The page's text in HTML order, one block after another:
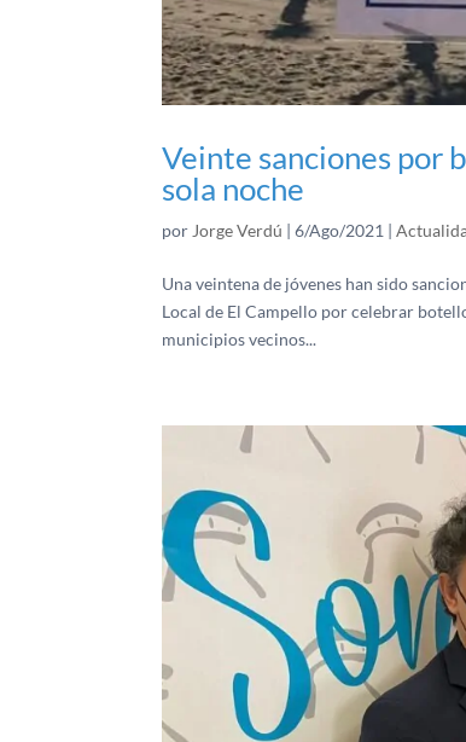
Veinte sanciones por
sola noche
por Jorge Verdú |6/Ago/2021 |
Una veintena de jóvenes han sido
Local de El Campello por celebrar
municipios vecinos...